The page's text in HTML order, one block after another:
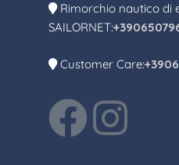
Rimorchio nautico di
SAILORNET:
Customer Care: